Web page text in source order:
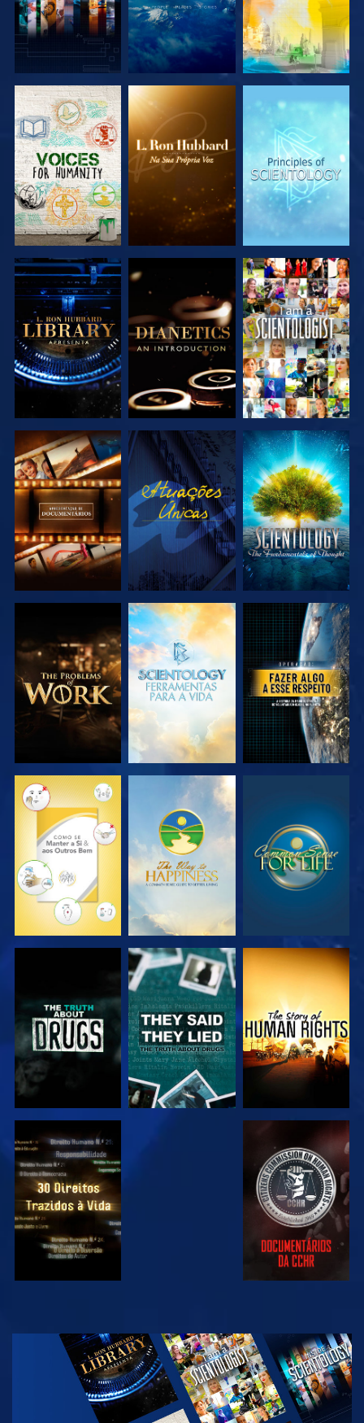
EXPLORAR A
SÉRIE
EXPLORAR A
SÉRIE
EXPLORAR A
SÉRIE
EXPLORAR A
SÉRIE
EXPLORAR A
SÉRIE
VER
EXPLORAR A
SÉRIE
VER
EXPLORAR A
SÉRIE
EXPLORAR A
SÉRIE
EXPLORAR A
SÉRIE
VER
VER VER VER
VER VER
VER VER
VER
EXPLORAR A
SÉRIE